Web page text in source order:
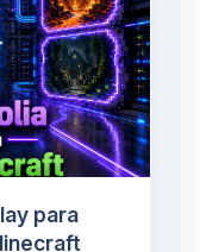
para